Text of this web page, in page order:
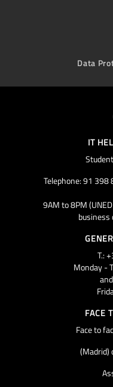
Data
IT
Telephone: 91 398
9AM to 8PM
business
T.:
Monday -
FACE
Face to
(Madrid)